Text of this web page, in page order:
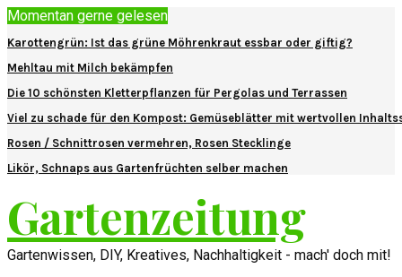
Momentan gerne gelesen
Karottengrün: Ist das grüne Möhrenkraut essbar oder giftig?
Mehltau mit Milch bekämpfen
Die 10 schönsten Kletterpflanzen für Pergolas und Terrassen
Viel zu schade für den Kompost: Gemüseblätter mit wertvollen
Rosen / Schnittrosen vermehren, Rosen Stecklinge
Likör, Schnaps aus Gartenfrüchten selber machen
Gartenzeitung
Gartenwissen, DIY, Kreatives, Nachhaltigkeit - mach' doch mit!